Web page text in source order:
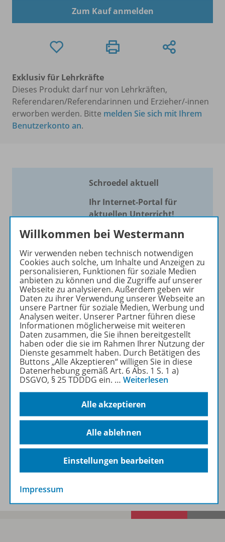
Zum Kauf anmelden
Exklusiv für Lehrkräfte
Dieses Produkt darf nur von Lehrkräften,
Referendaren/Referendarinnen und Erzieher/-innen
erworben werden. Bitte melden Sie sich mit Ihrem
Benutzerkonto an.
Schroedel aktuell
Ihr Internet-Portal für
aktuellen Unterricht!
Mit Schroedel aktuell bieten
Ihren Unterricht aktuell und
einfach zu gestalten. Jede
Woche drei bis vier
Neuerscheinungen mit
großem Online Archiv.
Mehr erfahren
Informationen
Spar-Pakete
Willkommen bei Westermann
Wir verwenden neben technisch notwendigen
Cookies auch solche, um Inhalte und Anzeigen zu
personalisieren, Funktionen für soziale Medien
anbieten zu können und die Zugriffe auf unserer
Webseite zu analysieren. Außerdem geben wir
Daten zu ihrer Verwendung unserer Webseite an
unsere Partner für soziale Medien, Werbung und
Analysen weiter. Unserer Partner führen diese
Informationen möglicherweise mit weiteren
Daten zusammen, die Sie ihnen bereitgestellt
haben oder die sie im Rahmen Ihrer Nutzung der
Dienste gesammelt haben. Durch Betätigen des
Buttons „Alle Akzeptieren“ willigen Sie in diese
Datenerhebung gemäß Art. 6 Abs. 1 S. 1 a)
DSGVO, § 25 TDDDG ein. … Weiterlesen
Alle akzeptieren
Alle ablehnen
Einstellungen bearbeiten
Impressum